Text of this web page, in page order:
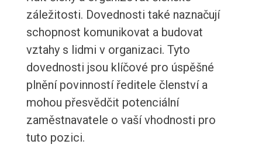
záležitosti. Dovednosti také naznačují
schopnost komunikovat a budovat
vztahy s lidmi v organizaci. Tyto
dovednosti jsou klíčové pro úspěšné
plnění povinností ředitele členství a
mohou přesvědčit potenciální
zaměstnavatele o vaší vhodnosti pro
tuto pozici.